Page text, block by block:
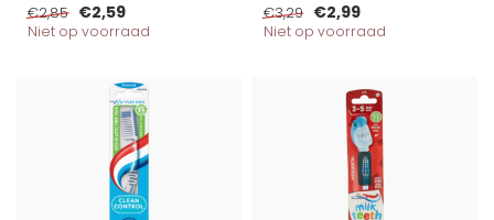
€2,85 €2,59
Niet op voorraad
€3,29 €2,99
Niet op voorraad